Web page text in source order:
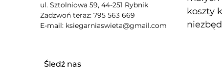
Śledź nas
ul. Sztolniowa 59, 44-251 Rybnik
Zadzwoń teraz: 795 563 669
E-mail: ksiegarniaswieta@gmail.com
koszty